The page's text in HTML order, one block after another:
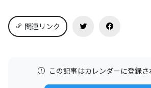
関連リンク
この記事はカレンダーに登録さ